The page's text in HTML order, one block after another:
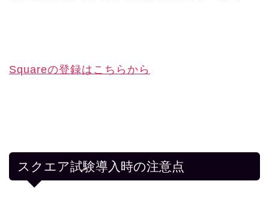
Squareの登録はこちらから
スクエア試験導入時の注意点